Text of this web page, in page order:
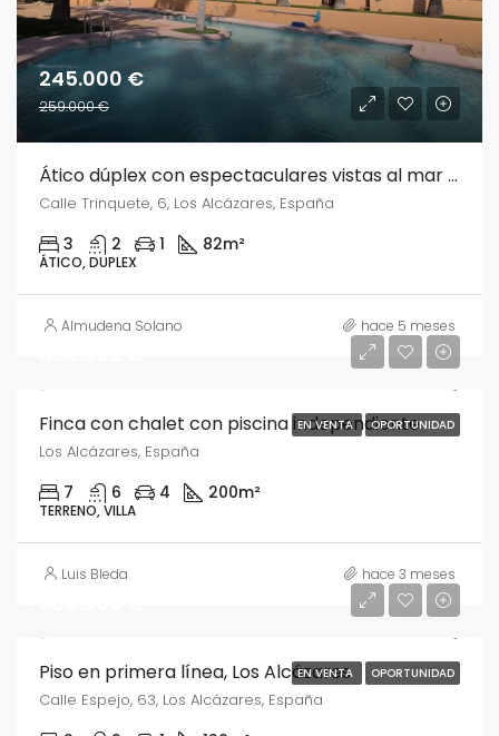
245.000 €
259.000 €
Ático dúplex con espectaculares vistas al mar y terrazas – Urbanización Nueva Ribera, acceso directo a la playa
Calle Trinquete, 6, Los Alcázares, España
3 2 1 82m²
ÁTICO, DUPLEX
Almudena Solano hace 5 meses
EN VENTA OPORTUNIDAD
Finca con chalet con piscina independiente
Los Alcázares, España
7 6 4 200m²
TERRENO, VILLA
Luis Bleda hace 3 meses
EN VENTA OPORTUNIDAD
Piso en primera línea, Los Alcázares
Calle Espejo, 63, Los Alcázares, España